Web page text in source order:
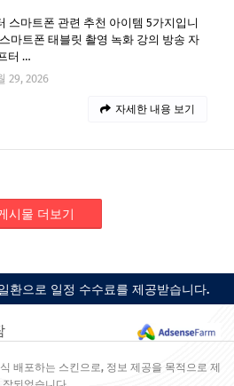
스마트폰 관련 추천 아이템 5가지입니
마트폰 태블릿 촬영 녹화 강의 방송 자
터 …
29, 2026
자세한 내용 보기
시물 더보기
환으로 일정 수수료를 제공받습니다.
배포하는 스킨으로, 정보 제공을 목적으로 제